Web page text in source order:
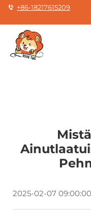
+86-18217615209
2025-02-07 09:00:00